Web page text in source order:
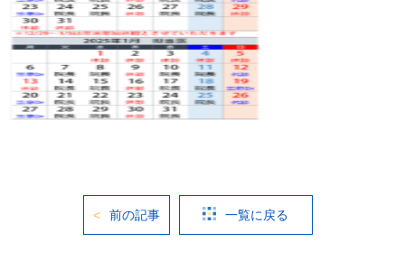
前の記事 一覧に戻る